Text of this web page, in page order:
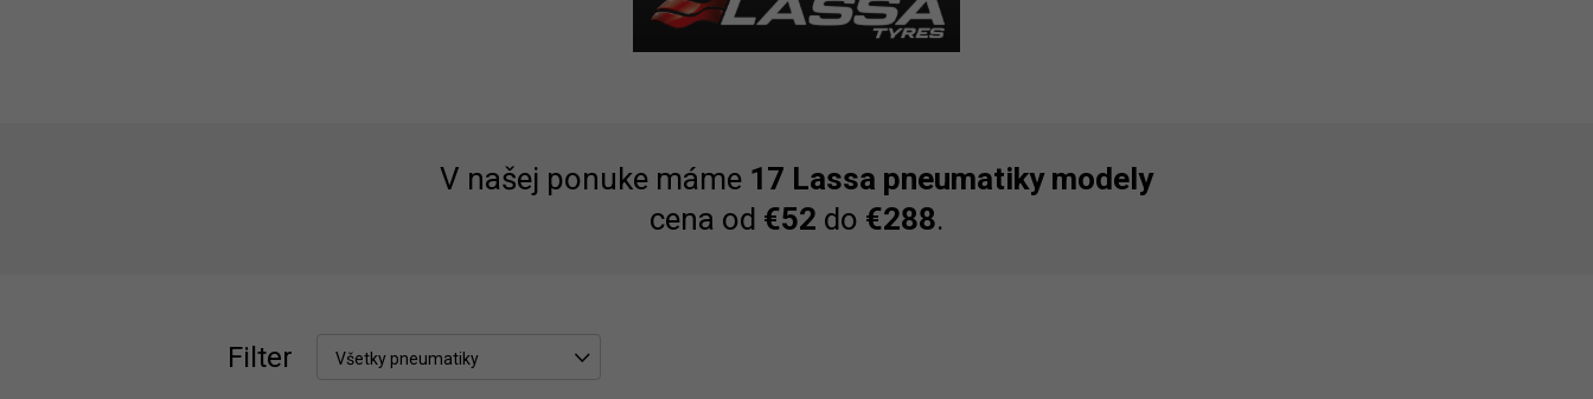
V našej ponuke máme 17 Lassa pneumatiky modely
cena od €52 do €288.
Filter Všetky pneumatiky